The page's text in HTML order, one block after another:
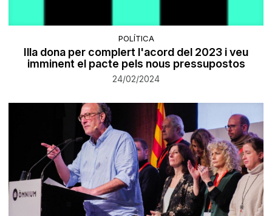
POLÍTICA
Illa dona per complert l'acord del 2023 i veu
imminent el pacte pels nous pressupostos
24/02/2024